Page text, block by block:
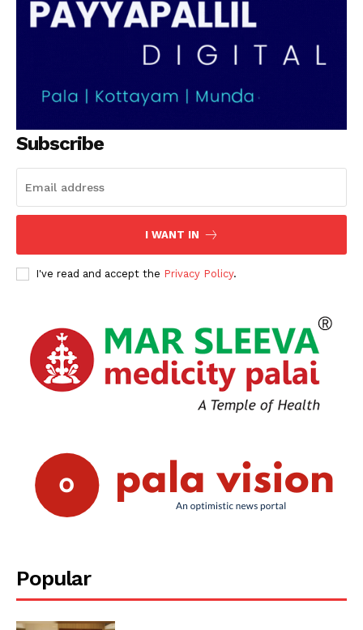
Subscribe
I WANT IN
I've read and accept the Privacy Policy.
Popular